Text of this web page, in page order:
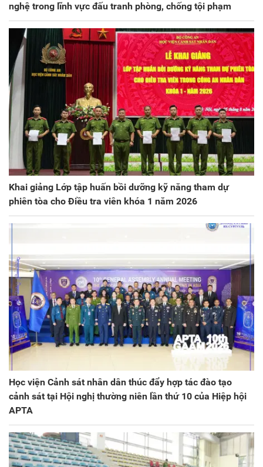
nghệ trong lĩnh vực đấu tranh phòng, chống tội phạm
Khai giảng Lớp tập huấn bồi dưỡng kỹ năng tham dự
phiên tòa cho Điều tra viên khóa 1 năm 2026
Học viện Cảnh sát nhân dân thúc đẩy hợp tác đào tạo
cảnh sát tại Hội nghị thường niên lần thứ 10 của Hiệp hội
APTA